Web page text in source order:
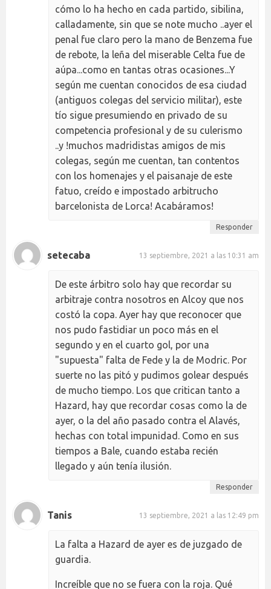
cómo lo ha hecho en cada partido, sibilina,
calladamente, sin que se note mucho ..ayer el
penal fue claro pero la mano de Benzema fue
de rebote, la leña del miserable Celta fue de
aúpa...como en tantas otras ocasiones...Y
según me cuentan conocidos de esa ciudad
(antiguos colegas del servicio militar), este
tío sigue presumiendo en privado de su
competencia profesional y de su culerismo
..y !muchos madridistas amigos de mis
colegas, según me cuentan, tan contentos
con los homenajes y el paisanaje de este
fatuo, creído e impostado arbitrucho
barcelonista de Lorca! Acabáramos!
Responder
setecaba 13 septiembre, 2021 a las 10:31 am
De este árbitro solo hay que recordar su
arbitraje contra nosotros en Alcoy que nos
costó la copa. Ayer hay que reconocer que
nos pudo fastidiar un poco más en el
segundo y en el cuarto gol, por una
"supuesta" falta de Fede y la de Modric. Por
suerte no las pitó y pudimos golear después
de mucho tiempo. Los que critican tanto a
Hazard, hay que recordar cosas como la de
ayer, o la del año pasado contra el Alavés,
hechas con total impunidad. Como en sus
tiempos a Bale, cuando estaba recién
llegado y aún tenía ilusión.
Responder
Tanis 13 septiembre, 2021 a las 12:49 pm
La falta a Hazard de ayer es de juzgado de
guardia.
Increíble que no se fuera con la roja. Qué